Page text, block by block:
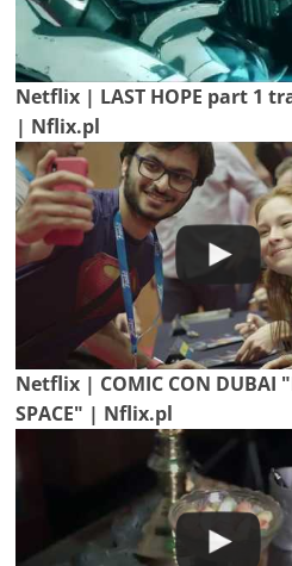
Netflix | LAST HOPE part 1
| Nflix.pl
Netflix | COMIC CON DUBAI
SPACE" | Nflix.pl